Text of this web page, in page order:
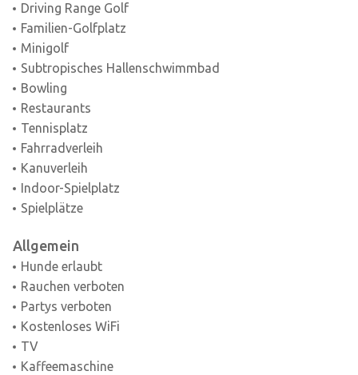
Driving Range Golf
Familien-Golfplatz
Minigolf
Subtropisches Hallenschwimmbad
Bowling
Restaurants
Tennisplatz
Fahrradverleih
Kanuverleih
Indoor-Spielplatz
Spielplätze
Allgemein
Hunde erlaubt
Rauchen verboten
Partys verboten
Kostenloses WiFi
TV
Kaffeemaschine